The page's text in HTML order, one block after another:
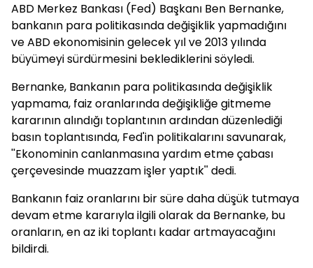
ABD Merkez Bankası (Fed) Başkanı Ben Bernanke,
bankanın para politikasında değişiklik yapmadığını
ve ABD ekonomisinin gelecek yıl ve 2013 yılında
büyümeyi sürdürmesini beklediklerini söyledi.
Bernanke, Bankanın para politikasında değişiklik
yapmama, faiz oranlarında değişikliğe gitmeme
kararının alındığı toplantının ardından düzenlediği
basın toplantısında, Fed'in politikalarını savunarak,
''Ekonominin canlanmasına yardım etme çabası
çerçevesinde muazzam işler yaptık'' dedi.
Bankanın faiz oranlarını bir süre daha düşük tutmaya
devam etme kararıyla ilgili olarak da Bernanke, bu
oranların, en az iki toplantı kadar artmayacağını
bildirdi.